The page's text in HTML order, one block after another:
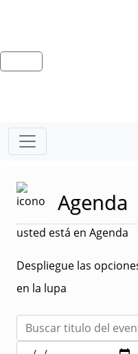
Agenda
usted está en Agenda
Despliegue las
en la lupa